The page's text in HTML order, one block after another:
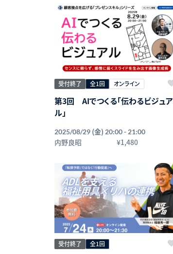
受付終了 全1回 オンライン
第3回 AIでつくる「伝わるビジュア
ル」
2025/08/29 (金) 20:00 - 21:00
内野良昭 ¥1,480
受付終了 全1回